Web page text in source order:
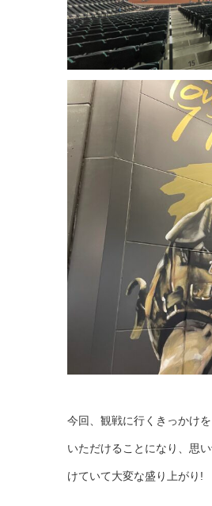
今回、観戦に行くきっかけ
いただけることになり、思
けていて大変な盛り上がり!